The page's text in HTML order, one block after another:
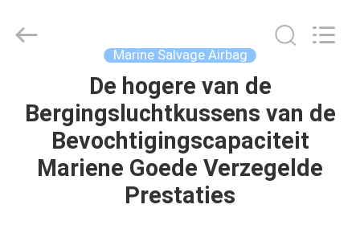
PRODUCTEN
Marine Salvage Airbag
De hogere van de
Bergingsluchtkussens van de
Bevochtigingscapaciteit
Mariene Goede Verzegelde
Prestaties